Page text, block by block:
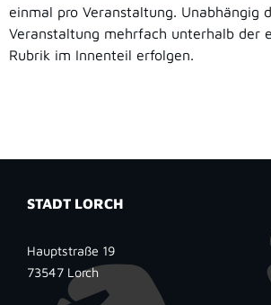
einmal pro Veranstaltung. Unabhängig
Veranstaltung mehrfach unterhalb der
Rubrik im Innenteil erfolgen.
STADT LORCH
Hauptstraße 19
73547 Lorch